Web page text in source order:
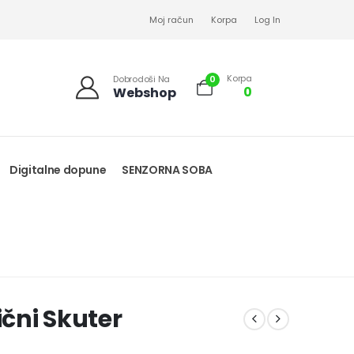
Moj račun Korpa Log In
Dobrodoši Na
Webshop
0 Korpa
0
Digitalne dopune SENZORNA SOBA
Skuter